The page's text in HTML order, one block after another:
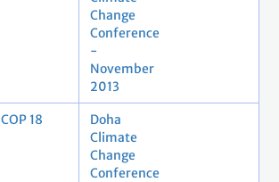
Change
Conference
-
November
2013
COP 18
Doha
Climate
Change
Conference